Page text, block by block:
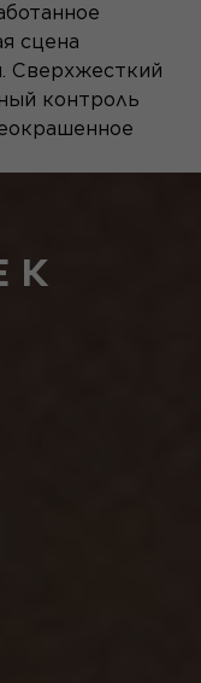
сцена
Сверхжесткий
контроль
К